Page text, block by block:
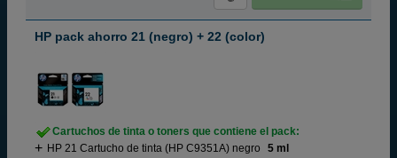
HP pack ahorro 21 (negro) + 22 (color)
Cartuchos de tinta o toners que contiene el pack:
HP 21 Cartucho de tinta (HP C9351A) negro
5 ml